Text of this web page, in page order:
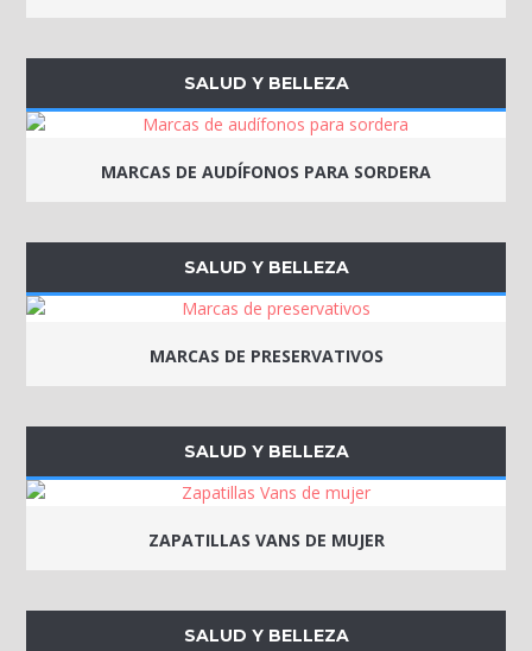
SALUD Y BELLEZA
MARCAS DE AUDÍFONOS PARA SORDERA
SALUD Y BELLEZA
MARCAS DE PRESERVATIVOS
SALUD Y BELLEZA
ZAPATILLAS VANS DE MUJER
SALUD Y BELLEZA